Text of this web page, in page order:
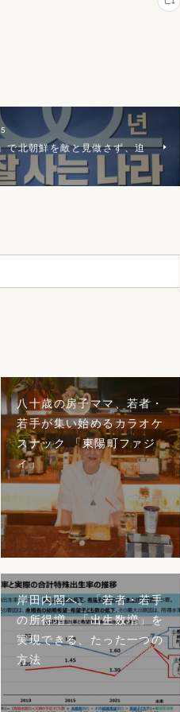
で北朝鮮を敵と見做さず、迫
八十歳の房子ママ、若者・
若手が集い始めるカラオケ
スナック 「東陽町ファジ
ィ」
岸田内閣へ。「若者・若手
の所得増」「出生数増」を
実現できる、たった一つの
方法